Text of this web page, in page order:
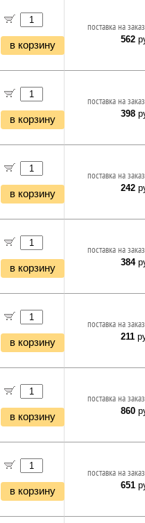
в корзину
поставка на
562
в корзину
поставка на
398
в корзину
поставка на
242
в корзину
поставка на
384
в корзину
поставка на
211
в корзину
поставка на
860
в корзину
поставка на
651